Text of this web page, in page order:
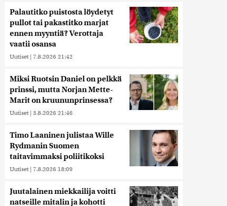
Palautitko puistosta löydetyt
pullot tai pakastitko marjat
ennen myyntiä? Verottaja
vaatii osansa
Uutiset | 7.8.2026 21:42
Miksi Ruotsin Daniel on pelkkä
prinssi, mutta Norjan Mette-
Marit on kruununprinsessa?
Uutiset | 3.8.2026 21:46
Timo Laaninen julistaa Wille
Rydmanin Suomen
taitavimmaksi poliitikoksi
Uutiset | 7.8.2026 18:09
Juutalainen miekkailija voitti
natseille mitalin ja kohotti